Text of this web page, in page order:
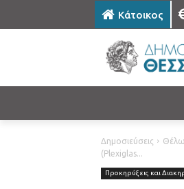
Κάτοικος
Δημοσιεύσεις
(Plexiglas...
Προκηρύξεις και